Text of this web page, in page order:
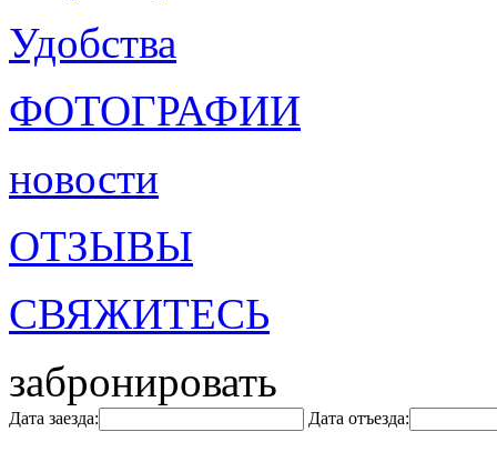
Удобства
ФОТОГРАФИИ
новости
ОТЗЫВЫ
СВЯЖИТЕСЬ
забронировать
Дата заезда: Дата отъезда: